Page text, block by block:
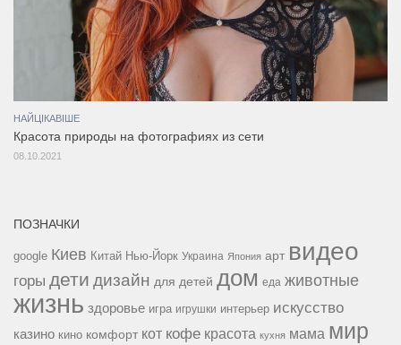
НАЙЦІКАВІШЕ
Красота природы на фотографиях из сети
08.10.2021
ПОЗНАЧКИ
google Киев Китай Нью-Йорк Украина Япония арт видео
горы дети дизайн для детей дом еда животные
жизнь здоровье игра игрушки интерьер искусство
казино кино комфорт кот кофе красота кухня мама мир